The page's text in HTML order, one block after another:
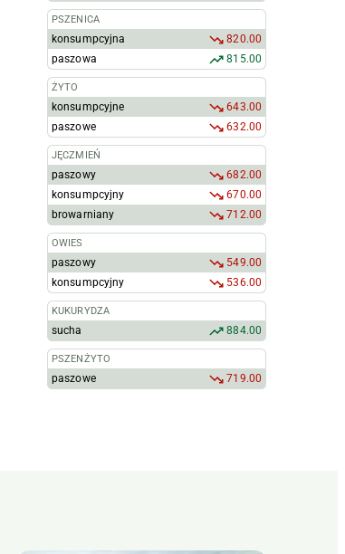
PSZENICA
konsumpcyjna
820.00
paszowa
815.00
ŻYTO
konsumpcyjne
643.00
paszowe
632.00
JĘCZMIEŃ
paszowy
682.00
konsumpcyjny
670.00
browarniany
712.00
OWIES
paszowy
549.00
konsumpcyjny
536.00
KUKURYDZA
sucha 884.00
PSZENŻYTO
paszowe 719.00